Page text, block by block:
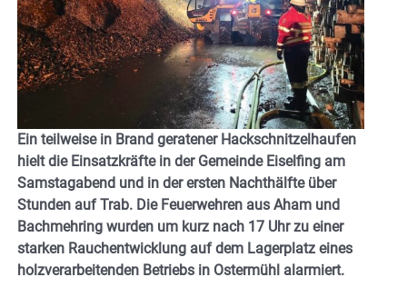
Ein teilweise in Brand geratener Hackschnitzelhaufen
hielt die Einsatzkräfte in der Gemeinde Eiselfing am
Samstagabend und in der ersten Nachthälfte über
Stunden auf Trab. Die Feuerwehren aus Aham und
Bachmehring wurden um kurz nach 17 Uhr zu einer
starken Rauchentwicklung auf dem Lagerplatz eines
holzverarbeitenden Betriebs in Ostermühl alarmiert.